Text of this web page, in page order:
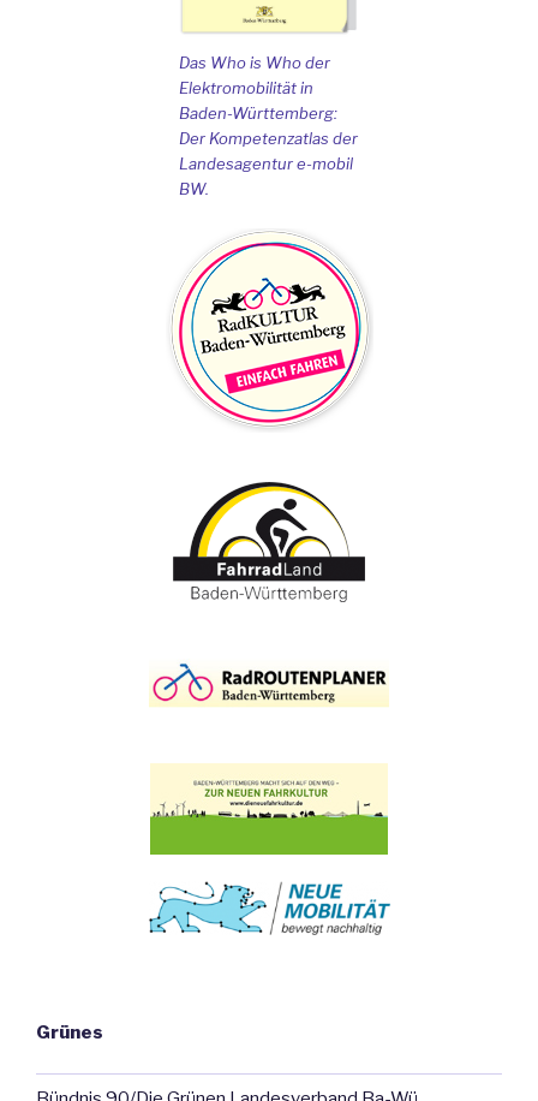
Das Who is Who der
Elektromobilität in
Baden-Württemberg:
Der Kompetenzatlas der
Landesagentur e-mobil
BW.
Grünes